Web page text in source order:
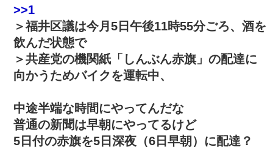
>>1
＞福井区議は今月5日午後11時55分ごろ、酒を
飲んだ状態で
＞共産党の機関紙「しんぶん赤旗」の配達に
向かうためバイクを運転中、
中途半端な時間にやってんだな
普通の新聞は早朝にやってるけど
5日付の赤旗を5日深夜（6日早朝）に配達？